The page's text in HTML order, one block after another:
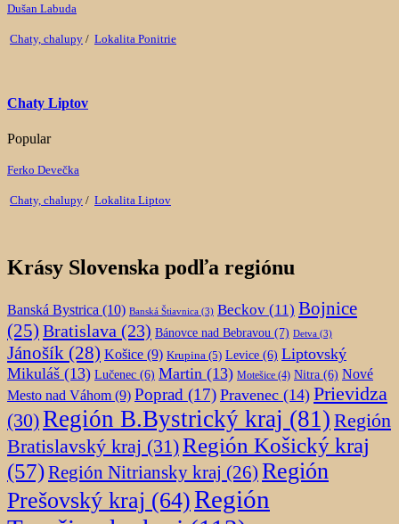
Dušan Labuda
Chaty, chalupy / Lokalita Ponitrie
Chaty Liptov
Popular
Ferko Devečka
Chaty, chalupy / Lokalita Liptov
Krásy Slovenska podľa regiónu
Banská Bystrica (10) Banská Štiavnica (3) Beckov (11) Bojnice
(25) Bratislava (23) Bánovce nad Bebravou (7) Detva (3)
Jánošík (28) Košice (9) Krupina (5) Levice (6) Liptovský
Mikuláš (13) Lučenec (6) Martin (13) Motešice (4) Nitra (6) Nové
Mesto nad Váhom (9) Poprad (17) Pravenec (14) Prievidza
(30)Región B.Bystrický kraj (81) Región
Bratislavský kraj (31)Región Košický kraj
(57)Región Nitriansky kraj (26) Región
Prešovský kraj (64)Región